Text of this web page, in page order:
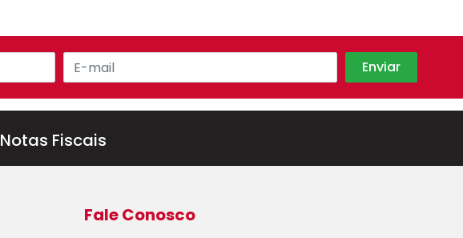
Notas Fiscais
Fale Conosco